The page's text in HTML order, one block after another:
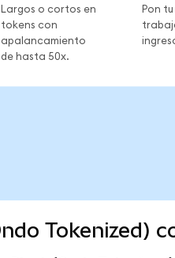
Largos o cortos en
tokens con
apalancamiento
de hasta 50x.
Pon
Tokenized)